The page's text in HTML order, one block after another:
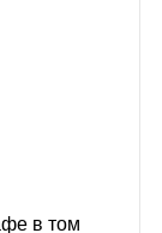
в том